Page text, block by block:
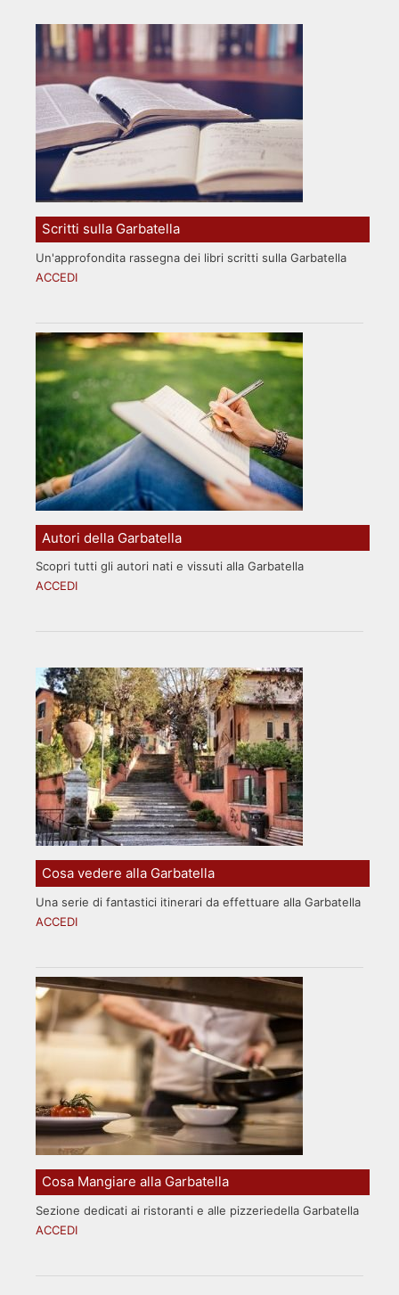
Scritti sulla Garbatella
Un'approfondita rassegna dei libri scritti sulla Garbatella
ACCEDI
Autori della Garbatella
Scopri tutti gli autori nati e vissuti alla Garbatella
ACCEDI
Cosa vedere alla Garbatella
Una serie di fantastici itinerari da effettuare alla Garbatella
ACCEDI
Cosa Mangiare alla Garbatella
Sezione dedicati ai ristoranti e alle pizzeriedella Garbatella
ACCEDI